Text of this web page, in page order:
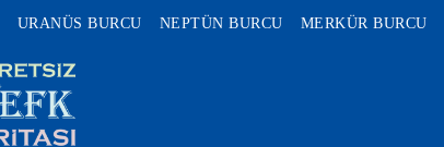
URANÜS BURCU NEPTÜN BURCU MERKÜR BURCU